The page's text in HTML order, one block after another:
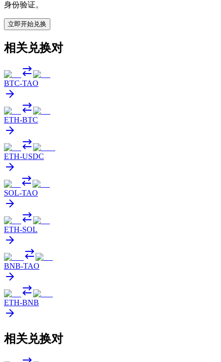
身份验证。
立即开始兑换
相关兑换对
BTC-TAO
ETH-BTC
ETH-USDC
SOL-TAO
ETH-SOL
BNB-TAO
ETH-BNB
相关兑换对